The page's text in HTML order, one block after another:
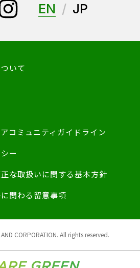
EN JP
いて
コミュニティガイドライン
ー
な取扱いに関する基本方針
関わる留意事項
CORPORATION. All rights reserved.